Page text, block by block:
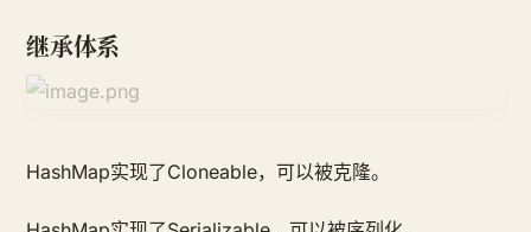
继承体系
HashMap实现了Cloneable，可以被克隆。